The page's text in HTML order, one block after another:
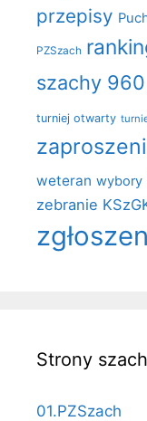
przepisy
PZSzach
szachy 960
turniej otwarty
weteran wybory
zebranie
Strony
01.PZSzach